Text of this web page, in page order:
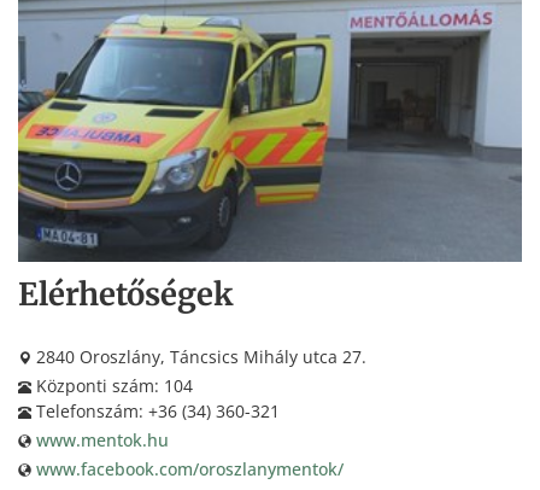
Elérhetőségek
2840 Oroszlány, Táncsics Mihály utca 27.
Központi szám: 104
Telefonszám: +36 (34) 360-321
www.mentok.hu
www.facebook.com/oroszlanymentok/